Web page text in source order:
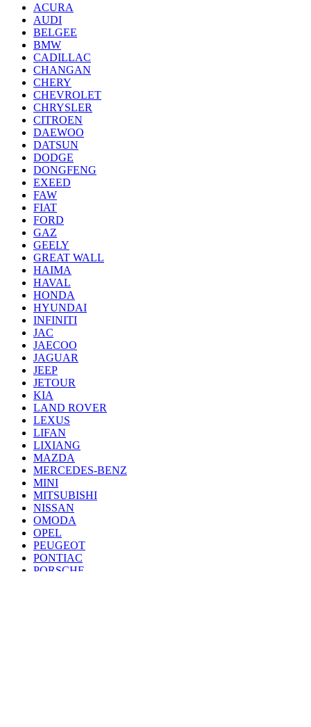
ACURA
AUDI
BELGEE
BMW
CADILLAC
CHANGAN
CHERY
CHEVROLET
CHRYSLER
CITROEN
DAEWOO
DATSUN
DODGE
DONGFENG
EXEED
FAW
FIAT
FORD
GAZ
GEELY
GREAT WALL
HAIMA
HAVAL
HONDA
HYUNDAI
INFINITI
JAC
JAECOO
JAGUAR
JEEP
JETOUR
KIA
LAND ROVER
LEXUS
LIFAN
LIXIANG
MAZDA
MERCEDES-BENZ
MINI
MITSUBISHI
NISSAN
OMODA
OPEL
PEUGEOT
PONTIAC
PORSCHE